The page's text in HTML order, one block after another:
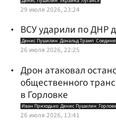
29 июля 2026, 23:24
ВСУ ударили по ДНР
Денис Пушилин Дональд Трамп
26 июля 2026, 22:25
Дрон атаковал
общественного
в Горловке
Иван Приходько Денис Пушилин
26 июля 2026, 13:41